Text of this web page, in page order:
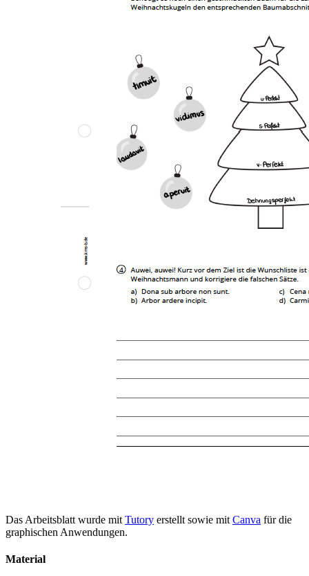
Das Arbeitsblatt wurde mit Tutory erstellt sowie mit Canva für die
graphischen Anwendungen.
Material